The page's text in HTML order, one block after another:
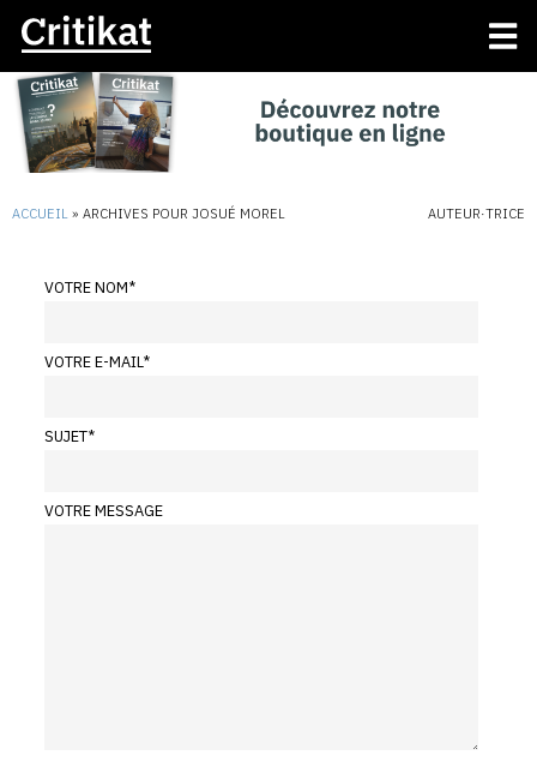
ACCUEIL » ARCHIVES POUR JOSUÉ MOREL AUTEUR·TRICE
VOTRE NOM*
VOTRE E-MAIL*
SUJET*
VOTRE MESSAGE